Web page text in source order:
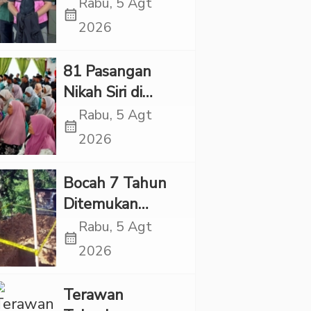
Kembali Periksa
calendar_month
2026
81 Pasangan
Nikah Siri di
Tapsel Ikuti
Sidang Isbat
calendar_month
Rabu, 5 Agt
2026
Bocah 7 Tahun
Ditemukan
Tewas dalam
Sumur di Tapsel,
Kekerasan
calendar_month
Rabu, 5 Agt
2026
Terawan